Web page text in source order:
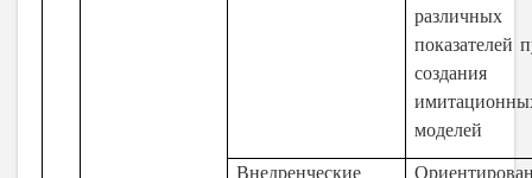
различных
показателей
создания
моделей
Внедренческие